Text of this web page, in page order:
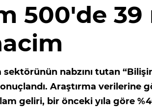
500'de
nabzını tutan
Araştırma verilerine
geliri, bir önceki yıla göre